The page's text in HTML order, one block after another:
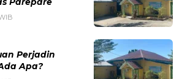
Setelah